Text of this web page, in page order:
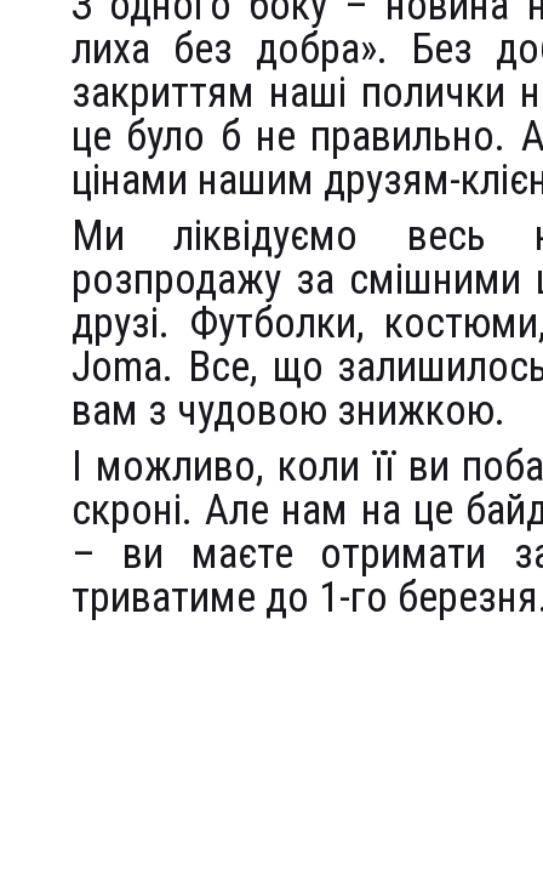
лиха без добра». Без
закриттям наші полички
це було б не правильно.
цінами нашим друзям-
Ми ліквідуємо весь
розпродажу за смішними
друзі. Футболки,
Joma. Все, що
вам з чудовою знижкою.
І можливо, коли її ви
скроні. Але нам на це
– ви маєте отримати
триватиме до 1-го